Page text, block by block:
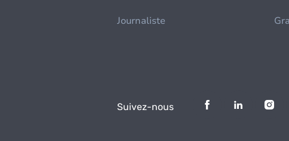
Journaliste
Suivez-nous